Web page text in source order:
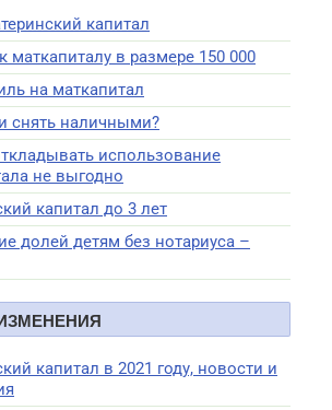
капитал
маткапиталу в размере 150 000
на маткапитал
снять наличными?
использование
не выгодно
капитал до 3 лет
долей детям без нотариуса –
капитал в 2021 году, новости и